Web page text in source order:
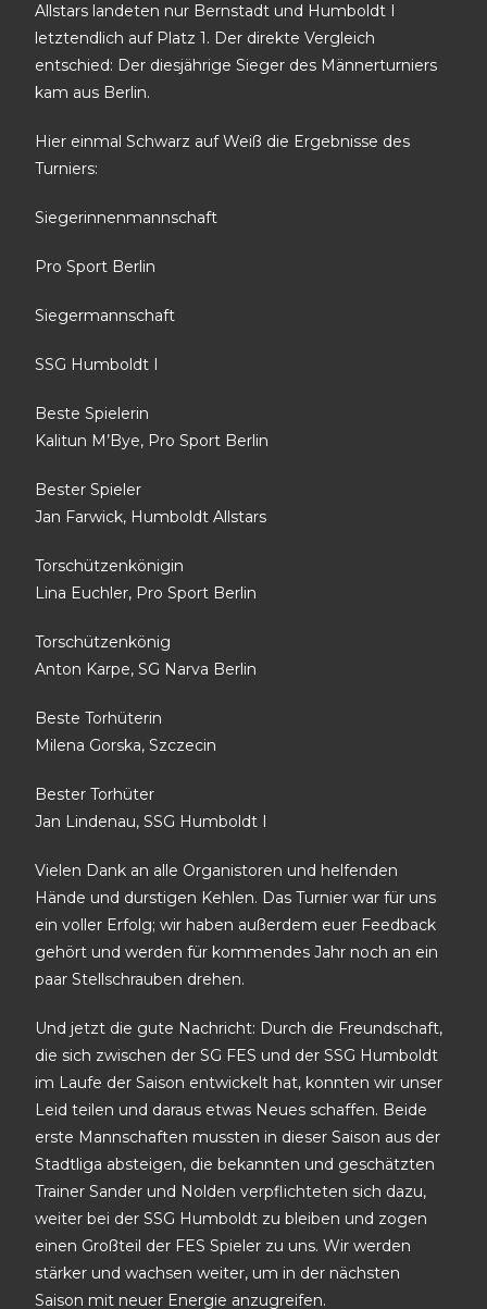
Allstars landeten nur Bernstadt und Humboldt I
letztendlich auf Platz 1. Der direkte Vergleich
entschied: Der diesjährige Sieger des Männerturniers
kam aus Berlin.
Hier einmal Schwarz auf Weiß die Ergebnisse des
Turniers:
Siegerinnenmannschaft
Pro Sport Berlin
Siegermannschaft
SSG Humboldt I
Beste Spielerin
Kalitun M’Bye, Pro Sport Berlin
Bester Spieler
Jan Farwick, Humboldt Allstars
Torschützenkönigin
Lina Euchler, Pro Sport Berlin
Torschützenkönig
Anton Karpe, SG Narva Berlin
Beste Torhüterin
Milena Gorska, Szczecin
Bester Torhüter
Jan Lindenau, SSG Humboldt I
Vielen Dank an alle Organistoren und helfenden
Hände und durstigen Kehlen. Das Turnier war für uns
ein voller Erfolg; wir haben außerdem euer Feedback
gehört und werden für kommendes Jahr noch an ein
paar Stellschrauben drehen.
Und jetzt die gute Nachricht: Durch die Freundschaft,
die sich zwischen der SG FES und der SSG Humboldt
im Laufe der Saison entwickelt hat, konnten wir unser
Leid teilen und daraus etwas Neues schaffen. Beide
erste Mannschaften mussten in dieser Saison aus der
Stadtliga absteigen, die bekannten und geschätzten
Trainer Sander und Nolden verpflichteten sich dazu,
weiter bei der SSG Humboldt zu bleiben und zogen
einen Großteil der FES Spieler zu uns. Wir werden
stärker und wachsen weiter, um in der nächsten
Saison mit neuer Energie anzugreifen.